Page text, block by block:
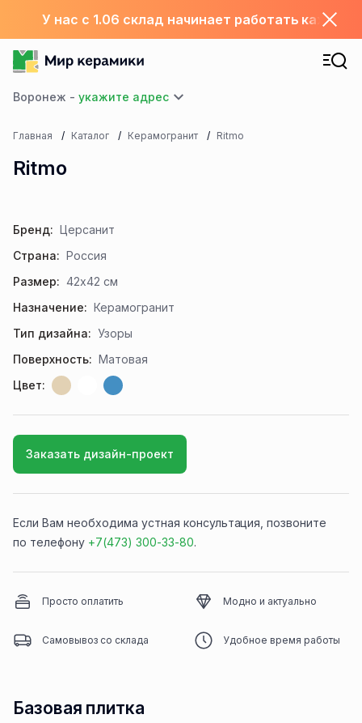
У нас с 1.06 склад начинает работать каждый
Воронеж -
Главная Каталог Керамогранит Ritmo
Ritmo
Бренд: Церсанит
Страна: Россия
Размер: 42x42 см
Назначение: Керамогранит
Тип дизайна: Узоры
Поверхность: Матовая
Цвет:
Заказать дизайн-проект
Если Вам необходима устная консультация, позвоните
по телефону +7(473) 300-33-80.
Просто оплатить Модно и актуально
Самовывоз со склада Удобное время работы
Базовая плитка